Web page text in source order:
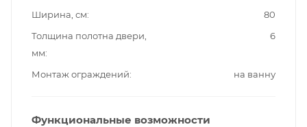
Ширина, см
80
Толщина полотна двери,
мм
6
Монтаж ограждений на ванну
Функциональные возможности